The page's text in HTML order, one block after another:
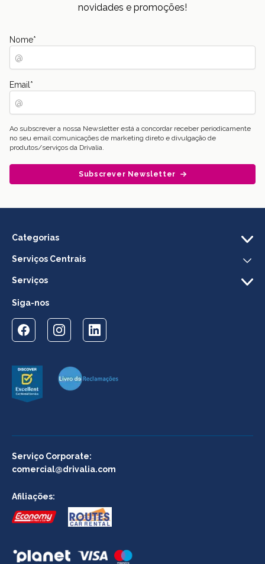
novidades e promoções!
Nome*
Email*
Ao subscrever a nossa Newsletter está a concordar receber periodicamente
no seu email comunicações de marketing direto e divulgação de
produtos/serviços da Drivalia.
Subscrever Newsletter
Categorias
Serviços Centrais
Serviços
Siga-nos
Serviço Corporate:
comercial@drivalia.com
Afiliações: